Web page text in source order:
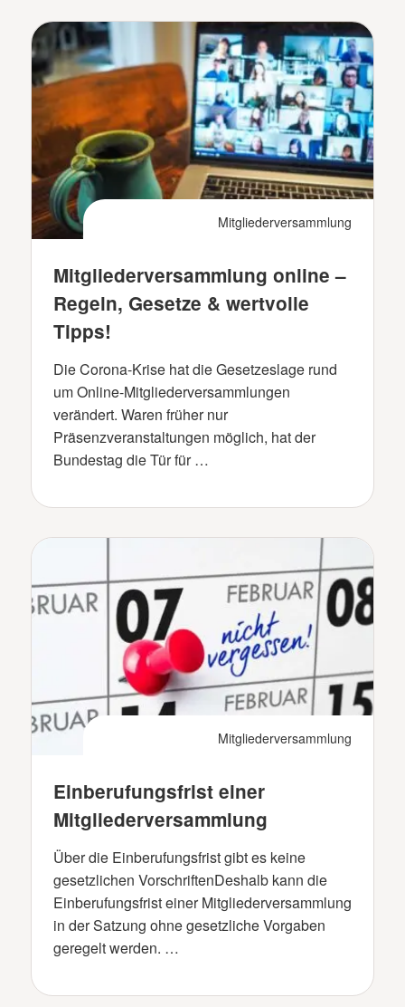
Mitgliederversammlung
Mitgliederversammlung online –
Regeln, Gesetze & wertvolle
Tipps!
Die Corona-Krise hat die Gesetzeslage rund
um Online-Mitgliederversammlungen
verändert. Waren früher nur
Präsenzveranstaltungen möglich, hat der
Bundestag die Tür für …
Mitgliederversammlung
Einberufungsfrist einer
Mitgliederversammlung
Über die Einberufungsfrist gibt es keine
gesetzlichen VorschriftenDeshalb kann die
Einberufungsfrist einer Mitgliederversammlung
in der Satzung ohne gesetzliche Vorgaben
geregelt werden. …